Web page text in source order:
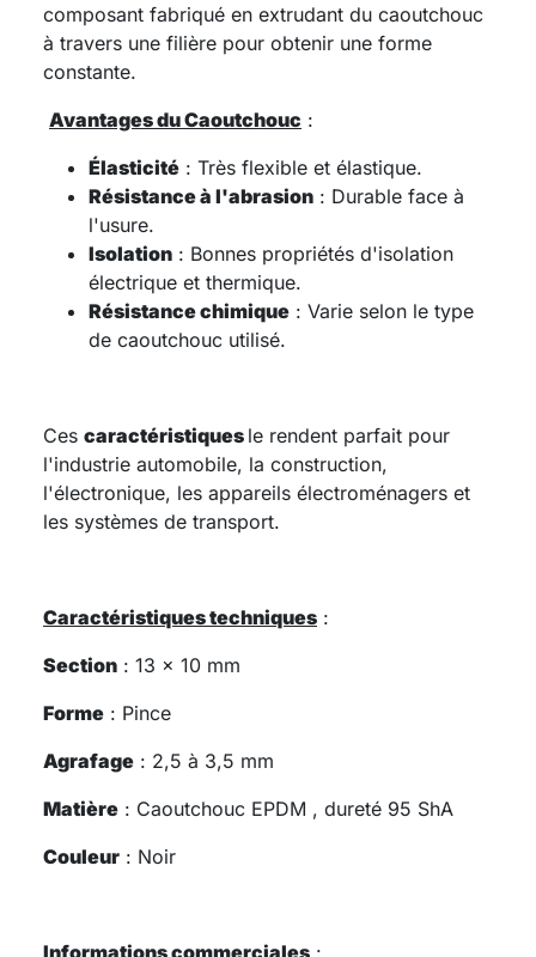
composant fabriqué en extrudant du caoutchouc
à travers une filière pour obtenir une forme
constante.
Avantages du Caoutchouc :
Élasticité : Très flexible et élastique.
Résistance à l'abrasion : Durable face à
l'usure.
Isolation : Bonnes propriétés d'isolation
électrique et thermique.
Résistance chimique : Varie selon le type
de caoutchouc utilisé.
Ces caractéristiques le rendent parfait pour
l'industrie automobile, la construction,
l'électronique, les appareils électroménagers et
les systèmes de transport.
Caractéristiques techniques :
Section : 13 x 10 mm
Forme : Pince
Agrafage : 2,5 à 3,5 mm
Matière : Caoutchouc EPDM , dureté 95 ShA
Couleur : Noir